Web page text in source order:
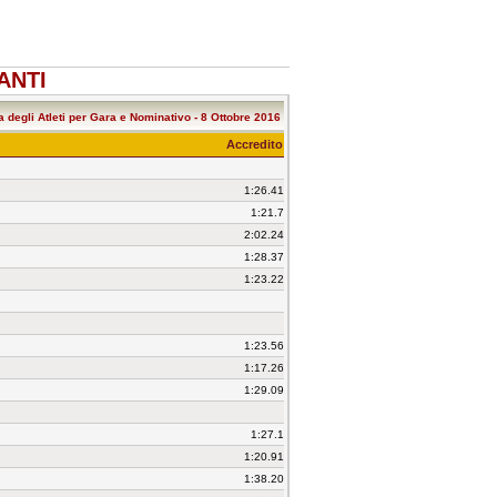
degli Atleti per Gara e Nominativo - 8 Ottobre 2016
Accredito
1:26.41
1:21.7
2:02.24
1:28.37
1:23.22
1:23.56
1:17.26
1:29.09
1:27.1
1:20.91
1:38.20